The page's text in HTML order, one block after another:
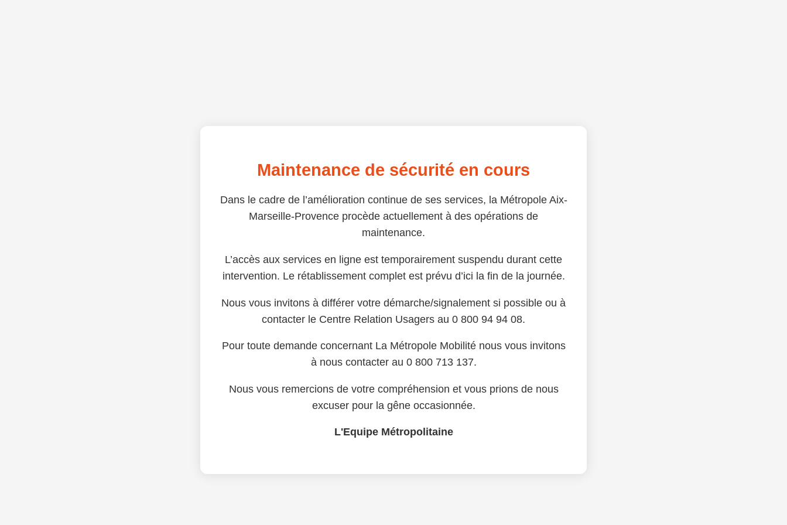
Maintenance de sécurité en cours
Dans le cadre de l’amélioration continue de ses services, la Métropole Aix-
Marseille-Provence procède actuellement à des opérations de
maintenance.
L’accès aux services en ligne est temporairement suspendu durant cette
intervention. Le rétablissement complet est prévu d’ici la fin de la journée.
Nous vous invitons à différer votre démarche/signalement si possible ou à
contacter le Centre Relation Usagers au 0 800 94 94 08.
Pour toute demande concernant La Métropole Mobilité nous vous invitons
à nous contacter au 0 800 713 137.
Nous vous remercions de votre compréhension et vous prions de nous
excuser pour la gêne occasionnée.
L'Equipe Métropolitaine